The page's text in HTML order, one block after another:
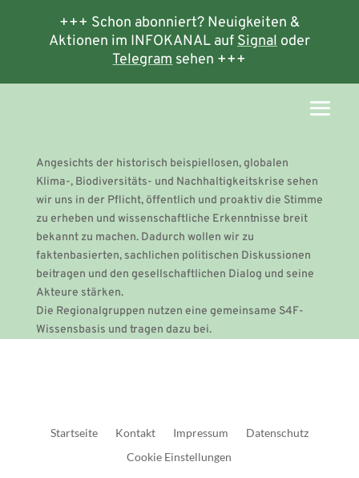
+++ Schon abonniert? Neuigkeiten &
Aktionen im INFOKANAL aufSignaloder
Telegramsehen +++
Angesichts der historisch beispiellosen, globalen
Klima-, Biodiversitäts- und Nachhaltigkeitskrise sehen
wir uns in der Pflicht, öffentlich und proaktiv die Stimme
zu erheben und wissenschaftliche Erkenntnisse breit
bekannt zu machen. Dadurch wollen wir zu
faktenbasierten, sachlichen politischen Diskussionen
beitragen und den gesellschaftlichen Dialog und seine
Akteure stärken.
Die Regionalgruppen nutzen eine gemeinsame S4F-
Wissensbasis und tragen dazu bei.
Startseite Kontakt Impressum
Datenschutz
Cookie Einstellungen